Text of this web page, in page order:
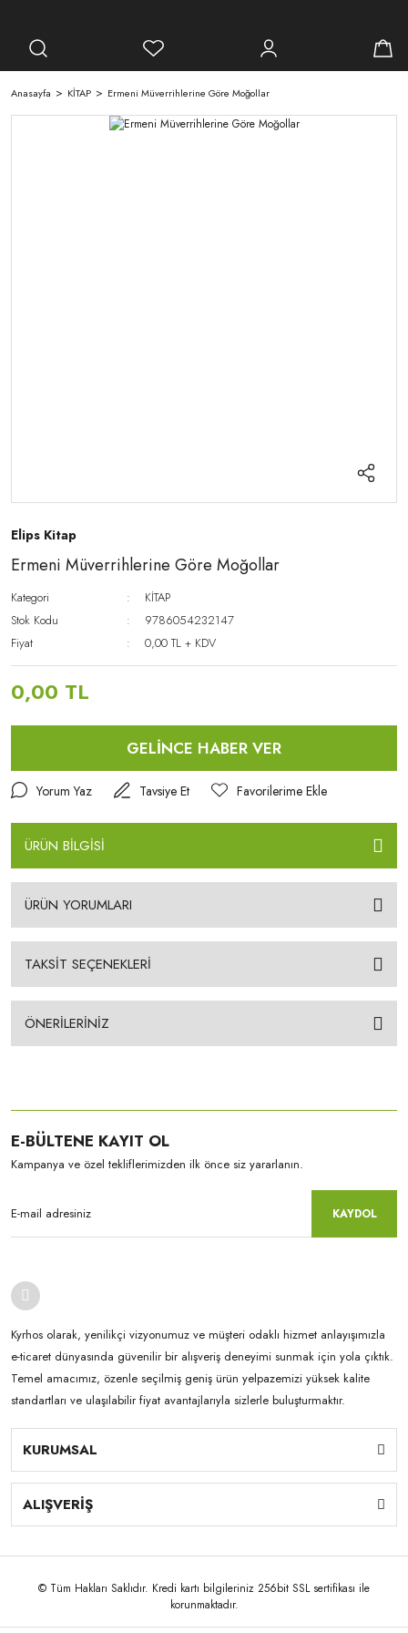
Anasayfa KİTAP Ermeni Müverrihlerine Göre Moğollar
Elips Kitap
Ermeni Müverrihlerine Göre Moğollar
Kategori
KİTAP
Stok Kodu
9786054232147
Fiyat
0,00 TL + KDV
0,00 TL
GELİNCE HABER VER
Yorum Yaz Tavsiye Et
ÜRÜN BİLGİSİ
ÜRÜN YORUMLARI
TAKSİT SEÇENEKLERİ
ÖNERİLERİNİZ
E-BÜLTENE KAYIT OL
Kampanya ve özel tekliflerimizden ilk önce siz yararlanın.
KAYDOL
Kyrhos olarak, yenilikçi vizyonumuz ve müşteri odaklı hizmet anlayışımızla
e-ticaret dünyasında güvenilir bir alışveriş deneyimi sunmak için yola çıktık.
Temel amacımız, özenle seçilmiş geniş ürün yelpazemizi yüksek kalite
standartları ve ulaşılabilir fiyat avantajlarıyla sizlerle buluşturmaktır.
KURUMSAL
ALIŞVERİŞ
© Tüm Hakları Saklıdır. Kredi kartı bilgileriniz 256bit SSL sertifikası ile
korunmaktadır.